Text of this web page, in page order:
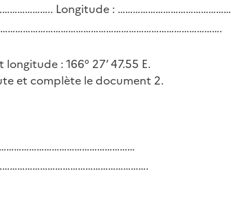
Longitude : ………………………………………
: 166° 27’ 47.55 E.
et complète le document 2.